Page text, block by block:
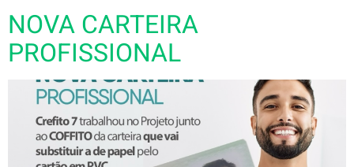
NOVA CARTEIRA
PROFISSIONAL